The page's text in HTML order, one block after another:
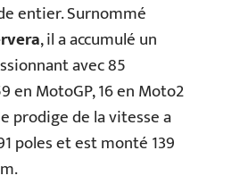
entier. Surnommé
, il a accumulé un
avec 85
en MotoGP, 16 en Moto2
prodige de la vitesse a
poles et est monté 139